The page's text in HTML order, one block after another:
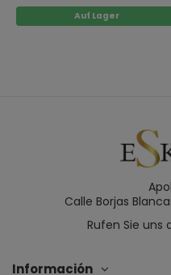
Auf Lager
Calle Borjas
Rufen Sie uns
Información